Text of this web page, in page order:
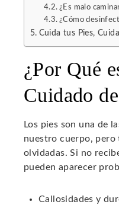
¿Es malo
¿Cómo
Cuida tus Pies,
¿Por Qué
Cuidado
Los pies son una de
nuestro cuerpo, pero
olvidadas. Si no
pueden aparecer
Callosidades y